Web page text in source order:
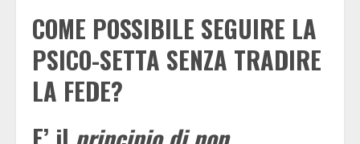
COME POSSIBILE SEGUIRE LA
PSICO-SETTA SENZA TRADIRE
LA FEDE?